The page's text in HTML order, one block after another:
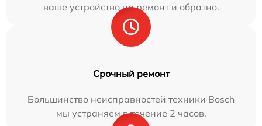
ваше устройство на ремонт и обратно.
Срочный ремонт
Большинство неисправностей техники Bosch
мы устраняем в течение 2 часов.